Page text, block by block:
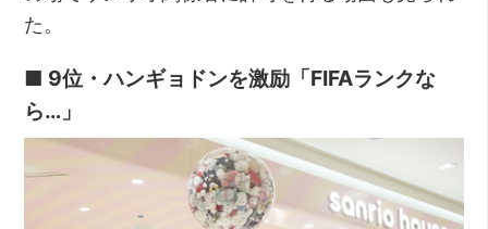
た。
■ 9位・ハンギョドンを激励「FIFAランクな
ら…」